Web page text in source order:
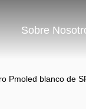
Sobre
Pmoled blanco de